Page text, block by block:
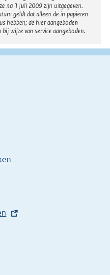
na 1 juli 2009 zijn uitgegeven.
geldt dat alleen de in papieren
hebben; de hier aangeboden
wijze van service aangeboden.